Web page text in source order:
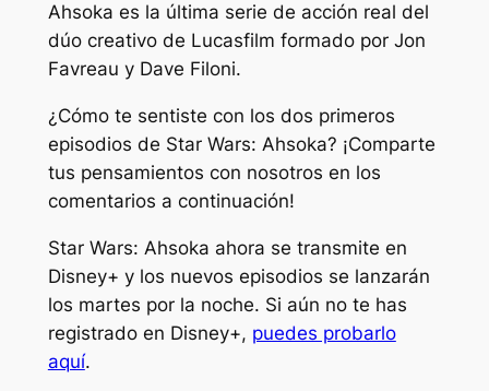
Ahsoka es la última serie de acción real del
dúo creativo de Lucasfilm formado por Jon
Favreau y Dave Filoni.
¿Cómo te sentiste con los dos primeros
episodios de Star Wars: Ahsoka? ¡Comparte
tus pensamientos con nosotros en los
comentarios a continuación!
Star Wars: Ahsoka ahora se transmite en
Disney+ y los nuevos episodios se lanzarán
los martes por la noche. Si aún no te has
registrado en Disney+, puedes probarlo
aquí.